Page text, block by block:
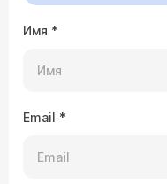
Имя *
Email *